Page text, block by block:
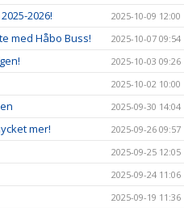
2026!
2025-10-09 12:00
med Håbo Buss! 2025-10-07 09:54
2025-10-03 09:26
2025-10-02 10:00
2025-09-30 14:04
mer! 2025-09-26 09:57
2025-09-25 12:05
2025-09-24 11:06
2025-09-19 11:36